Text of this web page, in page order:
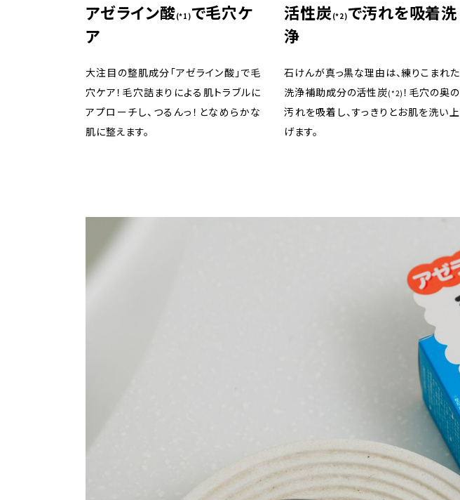
アゼライン酸(*1)で毛穴ケ
ア
大注目の整肌成分「アゼライン酸」で毛
穴ケア！毛穴詰まりによる肌トラブルに
アプローチし、つるんっ！となめらかな
肌に整えます。
活性炭 (*2)で汚れを吸着洗
浄
石けんが真っ黒な理由は、練りこまれた
洗浄補助成分の活性炭(*2) ！毛穴の奥の
汚れを吸着し、すっきりとお肌を洗い上
げます。